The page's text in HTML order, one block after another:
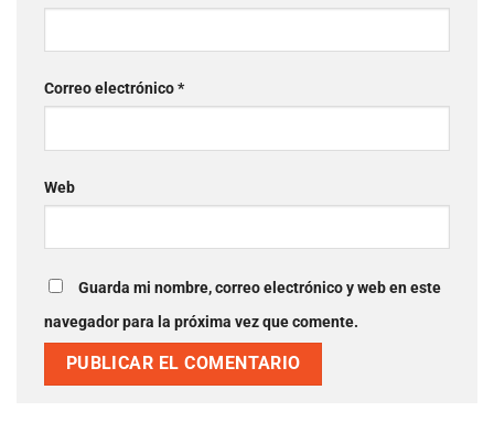
Correo electrónico
Web
Guarda mi nombre, correo electrónico y web en
este navegador para la próxima vez que comente.